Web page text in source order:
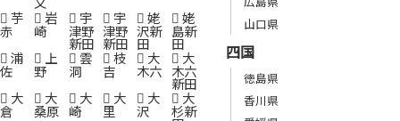
芋
赤
岩
崎
宇
津野
新田
宇
津野
新田
姥
沢新
田
姥
島新
田
浦
佐
上
野
雲
洞
枝
吉
大
木六
大
木六
新田
大
倉
大
桑原
大
崎
大
里
大
沢
大
杉新
山口県
四国
徳島県
香川県